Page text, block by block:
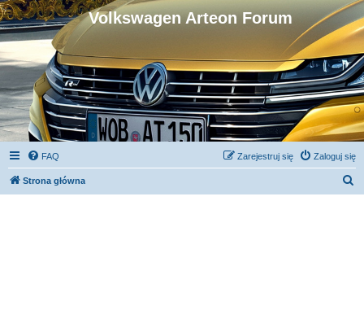
Volkswagen Arteon Forum
FAQ Zaloguj się
Zarejestruj się
Strona główna